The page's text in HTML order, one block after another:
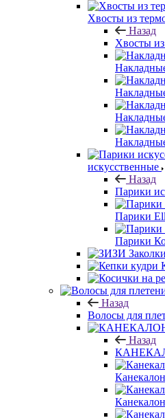
Хвосты из
Назад
Хвосты
искусственные
Назад
Парики
Парики
Парики
Назад
Волосы для
Назад